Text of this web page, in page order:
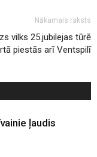
Nākamais raksts
vilks 25.jubilejas tūrē
piestās arī Ventspilī
ļaudis